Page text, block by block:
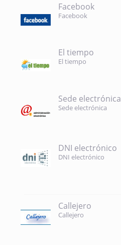
Facebook
Facebook
El tiempo
El tiempo
Sede electrónica
Sede electrónica
DNI electrónico
DNI electrónico
Callejero
Callejero